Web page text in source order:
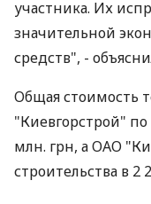
участника. Их
значительной
средств", -
Общая стоимость
"Киевгорстрой" по
млн. грн, а ОАО
строительства в 2